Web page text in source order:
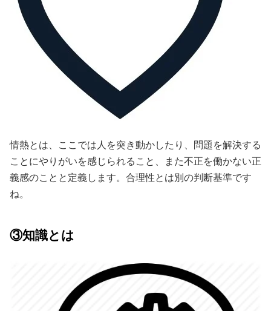
情熱とは、ここでは人を突き動かしたり、問題を解決する
ことにやりがいを感じられること、また不正を働かない正
義感のことと定義します。合理性とは別の判断基準です
ね。
③知識とは